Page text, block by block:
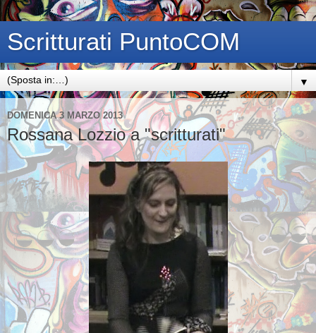
Scritturati PuntoCOM
▼
DOMENICA 3 MARZO 2013
Rossana Lozzio a "scritturati"